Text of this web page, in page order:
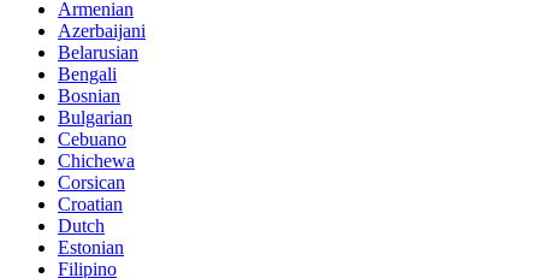
Armenian
Azerbaijani
Belarusian
Bengali
Bosnian
Bulgarian
Cebuano
Chichewa
Corsican
Croatian
Dutch
Estonian
Filipino